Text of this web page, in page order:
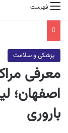
فهرست
پزشکی و سلامت
معرفی
اصفهان؛
باروری